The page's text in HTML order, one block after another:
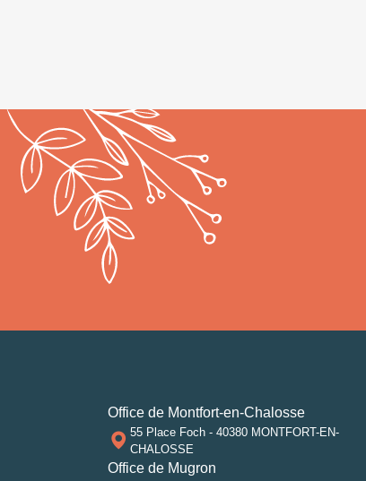
Office de Montfort-en-Chalosse
55 Place Foch - 40380 MONTFORT-EN-
CHALOSSE
Office de Mugron